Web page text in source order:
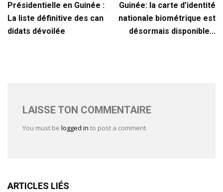
Présidentielle en Guinée :
La liste définitive des can
didats dévoilée
Guinée: la carte d’identité
nationale biométrique est
désormais disponible...
LAISSE TON COMMENTAIRE
You must be logged in to post a comment.
ARTICLES LIÉS